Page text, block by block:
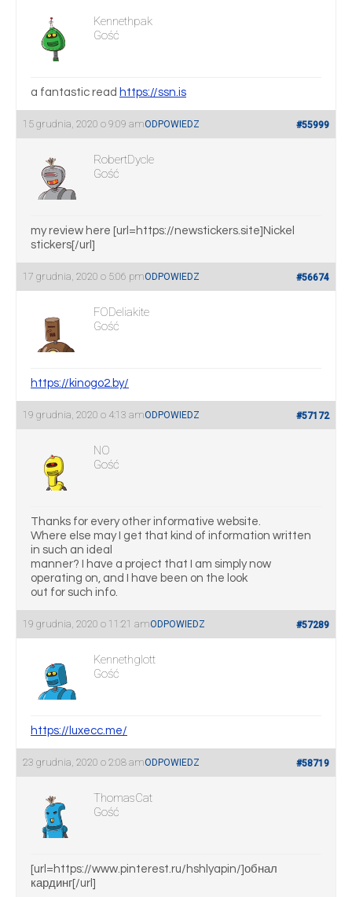
Kennethpak
Gość
a fantastic read https://ssn.is
15 grudnia, 2020 o 9:09 am #55999
ODPOWIEDZ
RobertDycle
Gość
my review here [url=https://newstickers.site]Nickel
stickers[/url]
17 grudnia, 2020 o 5:06 pm #56674
ODPOWIEDZ
FODeliakite
Gość
https://kinogo2.by/
19 grudnia, 2020 o 4:13 am #57172
ODPOWIEDZ
NO
Gość
Thanks for every other informative website.
Where else may I get that kind of information written
in such an ideal
manner? I have a project that I am simply now
operating on, and I have been on the look
out for such info.
19 grudnia, 2020 o 11:21 am #57289
ODPOWIEDZ
Kennethglott
Gość
https://luxecc.me/
23 grudnia, 2020 o 2:08 am #58719
ODPOWIEDZ
ThomasCat
Gość
[url=https://www.pinterest.ru/hshlyapin/]обнал
кардинг[/url]